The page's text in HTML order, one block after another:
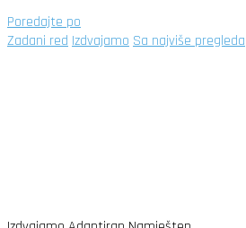
Poredajte po
Zadani redIzdvajamoSa najviše pregleda